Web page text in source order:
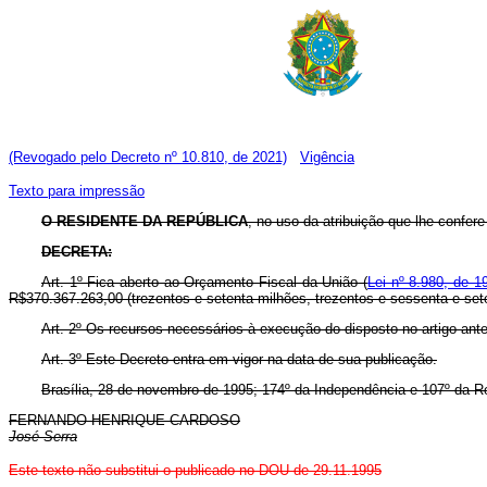
(Revogado pelo Decreto nº 10.810, de 2021) Vigência
Texto para impressão
O RESIDENTE DA REPÚBLICA, no uso da atribuição que lhe
DECRETA:
Art. 1º Fica aberto ao Orçamento Fiscal da União (Lei nº 8.980, de
R$370.367.263,00 (trezentos e setenta milhões, trezentos e sessenta e
Art. 2º Os recursos necessários à execução do disposto no artigo
Art. 3º Este Decreto entra em vigor na data de sua publicação.
Brasília, 28 de novembro de 1995; 174º da Independência e 107º da
FERNANDO HENRIQUE CARDOSO
José Serra
Este texto não substitui o publicado no DOU de 29.11.1995